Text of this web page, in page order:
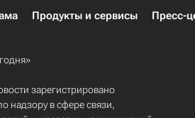
Продукты и сервисы Пресс-
зарегистрировано
надзору в сфере связи,